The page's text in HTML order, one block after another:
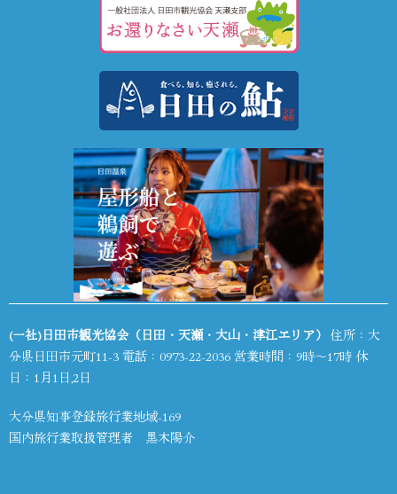
(一社)日田市観光協会（日田・天瀬・大山・津江エリア） 住所：大
分県日田市元町11-3 電話： 0973-22-2036 営業時間：9時～17時 休
日：1月1日,2日
大分県知事登録旅行業地域-169
国内旅行業取扱管理者 黒木陽介